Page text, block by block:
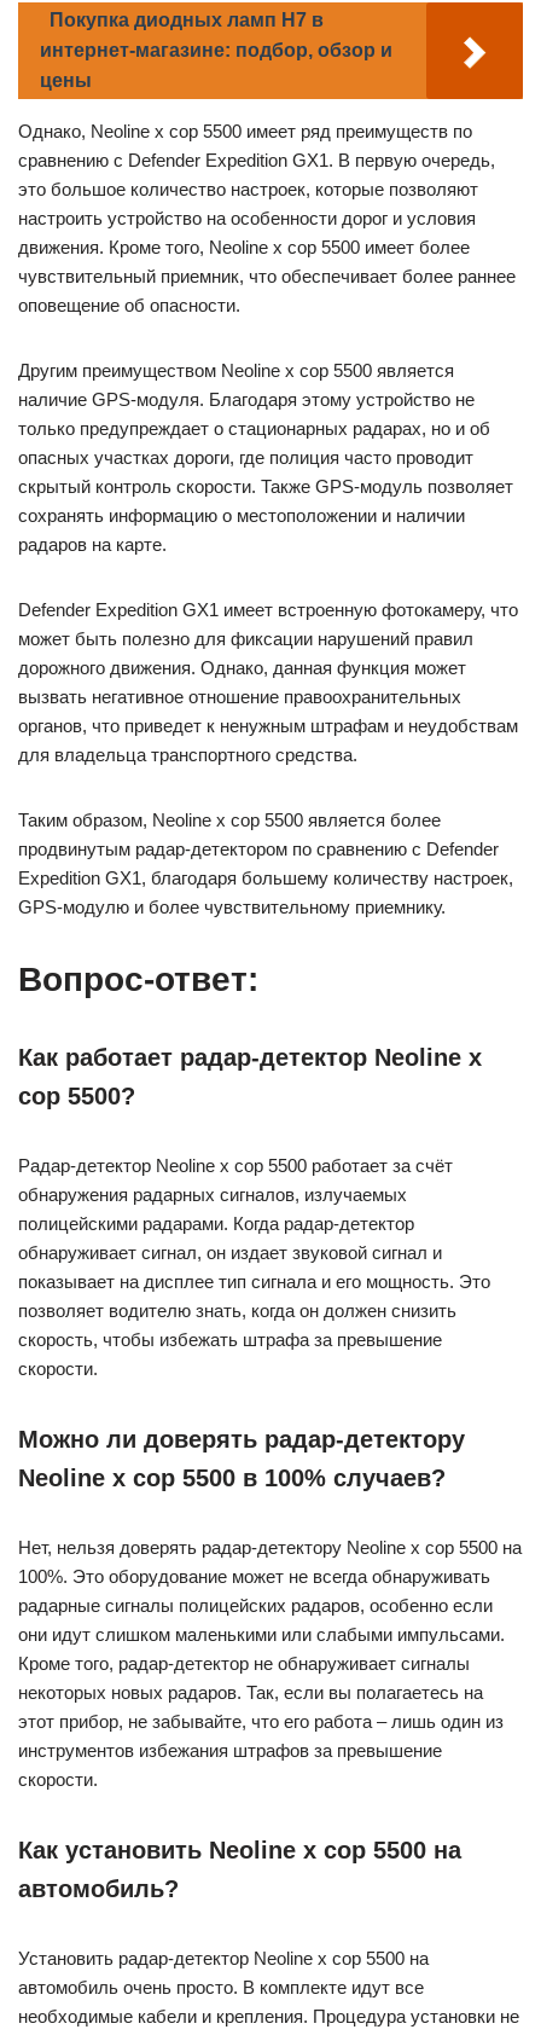
Покупка диодных ламп H7 в
интернет-магазине: подбор, обзор и
цены
Однако, Neoline x cop 5500 имеет ряд преимуществ по
сравнению с Defender Expedition GX1. В первую очередь,
это большое количество настроек, которые позволяют
настроить устройство на особенности дорог и условия
движения. Кроме того, Neoline x cop 5500 имеет более
чувствительный приемник, что обеспечивает более раннее
оповещение об опасности.
Другим преимуществом Neoline x cop 5500 является
наличие GPS-модуля. Благодаря этому устройство не
только предупреждает о стационарных радарах, но и об
опасных участках дороги, где полиция часто проводит
скрытый контроль скорости. Также GPS-модуль позволяет
сохранять информацию о местоположении и наличии
радаров на карте.
Defender Expedition GX1 имеет встроенную фотокамеру, что
может быть полезно для фиксации нарушений правил
дорожного движения. Однако, данная функция может
вызвать негативное отношение правоохранительных
органов, что приведет к ненужным штрафам и неудобствам
для владельца транспортного средства.
Таким образом, Neoline x cop 5500 является более
продвинутым радар-детектором по сравнению с Defender
Expedition GX1, благодаря большему количеству настроек,
GPS-модулю и более чувствительному приемнику.
Вопрос-ответ:
Как работает радар-детектор Neoline x
cop 5500?
Радар-детектор Neoline x cop 5500 работает за счёт
обнаружения радарных сигналов, излучаемых
полицейскими радарами. Когда радар-детектор
обнаруживает сигнал, он издает звуковой сигнал и
показывает на дисплее тип сигнала и его мощность. Это
позволяет водителю знать, когда он должен снизить
скорость, чтобы избежать штрафа за превышение
скорости.
Можно ли доверять радар-детектору
Neoline x cop 5500 в 100% случаев?
Нет, нельзя доверять радар-детектору Neoline x cop 5500 на
100%. Это оборудование может не всегда обнаруживать
радарные сигналы полицейских радаров, особенно если
они идут слишком маленькими или слабыми импульсами.
Кроме того, радар-детектор не обнаруживает сигналы
некоторых новых радаров. Так, если вы полагаетесь на
этот прибор, не забывайте, что его работа – лишь один из
инструментов избежания штрафов за превышение
скорости.
Как установить Neoline x cop 5500 на
автомобиль?
Установить радар-детектор Neoline x cop 5500 на
автомобиль очень просто. В комплекте идут все
необходимые кабели и крепления. Процедура установки не